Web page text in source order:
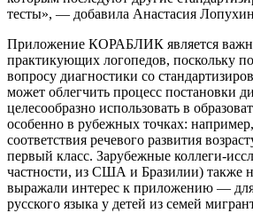
тесты», — добавила Анастасия
Приложение КОРАБЛИК является
практикующих логопедов, поскольку
вопросу диагностики со
может облегчить процесс постановки
целесообразно использовать в
особенно в рубежных точках:
соответствия речевого развития
первый класс. Зарубежные коллеги-
частности, из США и Бразилии) также
выражали интерес к приложению —
русского языка у детей из семей